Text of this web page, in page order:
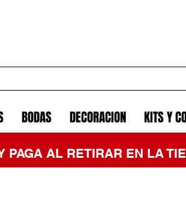
BODAS DECORACION KITS Y
PAGA AL RETIRAR EN LA